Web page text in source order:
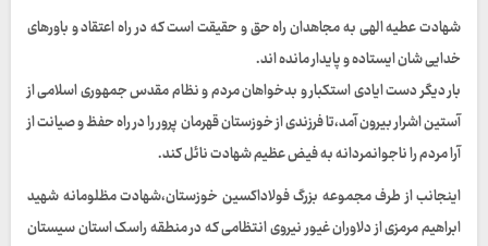
شهادت عطیه الهی به مجاهدان راه حق و حقیقت است که در راه اعتقاد و باورهای
خدایی شان ایستاده و پایدار مانده اند.
بار دیگر دست ایادی استکبار و بدخواهان مردم و نظام مقدس جمهوری اسلامی از
آستین اشرار بیرون آمد،تا فرزندی از خوزستان قهرمان پرور را در راه حفظ و صیانت از
آرا مردم را ناجوانمردانه به فیض عظیم شهادت نائل کند.
اینجانب از طرف مجموعه بزرگ فولاداکسین خوزستان،شهادت مظلومانه شهید
ابراهیم مرمزی از دلاوران غیور نیروی انتظامی که در منطقه راسک استان سیستان